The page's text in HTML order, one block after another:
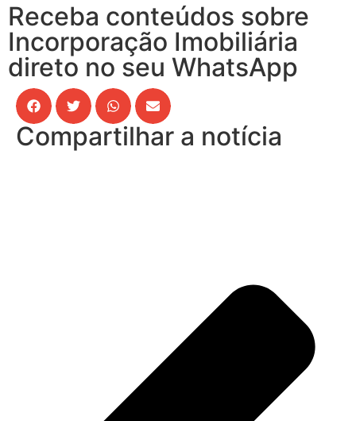
Receba conteúdos sobre
Incorporação Imobiliária
direto no seu WhatsApp
Compartilhar a notícia